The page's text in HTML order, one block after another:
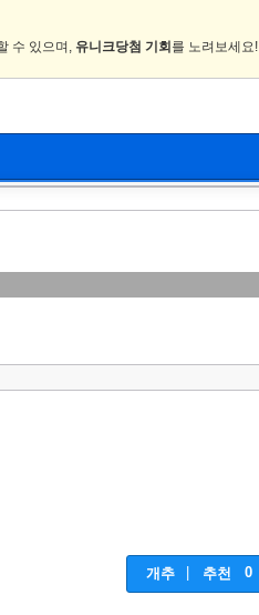
수 있으며, 유니크당첨 기회 를 노려보세요!
개추 추천 0